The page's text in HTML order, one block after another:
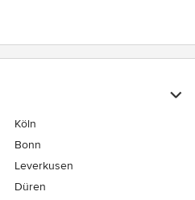
Köln
Bonn
Leverkusen
Düren